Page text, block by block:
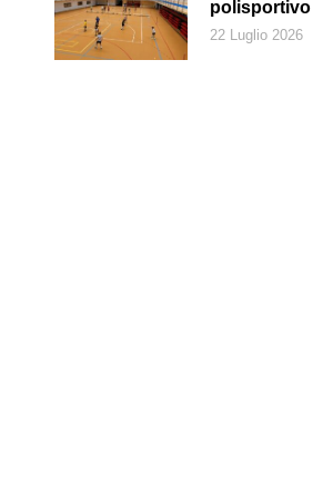
polisportivo
22 Luglio 2026